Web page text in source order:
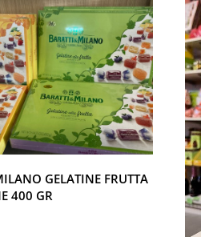
GELATINE FRUTTA
400 GR